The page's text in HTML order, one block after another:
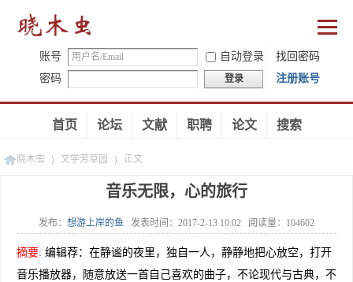
账号 自动登录
找回密码
密码
登录 注册账号
首页 论坛 文献 职聘 论文 搜索
晓木虫
»
文学芳草园
»
正文
音乐无限，心的旅行
发布： 想游上岸的鱼 发表时间： 2017-2-13 10:02 阅读量： 104602
摘要: 编辑荐：在静谧的夜里，独自一人，静静地把心放空，打开
音乐播放器，随意放送一首自己喜欢的曲子，不论现代与古典，不